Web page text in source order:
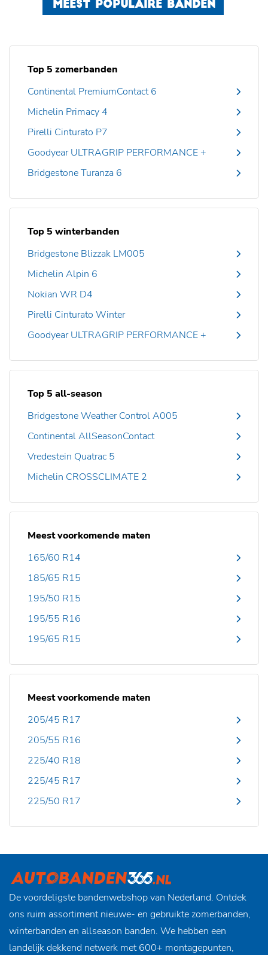
MEEST POPULAIRE BANDEN
Top 5 zomerbanden
Continental PremiumContact 6
Michelin Primacy 4
Pirelli Cinturato P7
Goodyear ULTRAGRIP PERFORMANCE +
Bridgestone Turanza 6
Top 5 winterbanden
Bridgestone Blizzak LM005
Michelin Alpin 6
Nokian WR D4
Pirelli Cinturato Winter
Goodyear ULTRAGRIP PERFORMANCE +
Top 5 all-season
Bridgestone Weather Control A005
Continental AllSeasonContact
Vredestein Quatrac 5
Michelin CROSSCLIMATE 2
Meest voorkomende maten
165/60 R14
185/65 R15
195/50 R15
195/55 R16
195/65 R15
Meest voorkomende maten
205/45 R17
205/55 R16
225/40 R18
225/45 R17
225/50 R17
De voordeligste bandenwebshop van Nederland. Ontdek
ons ruim assortiment nieuwe- en gebruikte zomerbanden,
winterbanden en allseason banden. We hebben een
landelijk dekkend netwerk met 600+ montagepunten,